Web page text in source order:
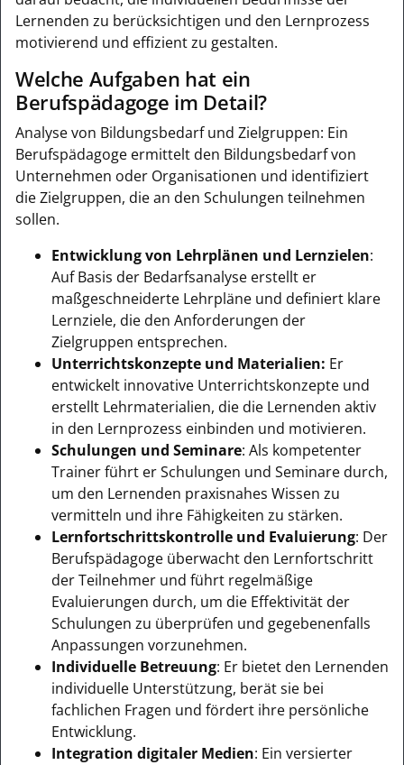
Lernenden zu berücksichtigen und den Lernprozess
motivierend und effizient zu gestalten.
Welche Aufgaben hat ein
Berufspädagoge im Detail?
Analyse von Bildungsbedarf und Zielgruppen: Ein
Berufspädagoge ermittelt den Bildungsbedarf von
Unternehmen oder Organisationen und identifiziert
die Zielgruppen, die an den Schulungen teilnehmen
sollen.
Entwicklung von Lehrplänen und Lernzielen:
Auf Basis der Bedarfsanalyse erstellt er
maßgeschneiderte Lehrpläne und definiert klare
Lernziele, die den Anforderungen der
Zielgruppen entsprechen.
Unterrichtskonzepte und Materialien: Er
entwickelt innovative Unterrichtskonzepte und
erstellt Lehrmaterialien, die die Lernenden aktiv
in den Lernprozess einbinden und motivieren.
Schulungen und Seminare: Als kompetenter
Trainer führt er Schulungen und Seminare durch,
um den Lernenden praxisnahes Wissen zu
vermitteln und ihre Fähigkeiten zu stärken.
Lernfortschrittskontrolle und Evaluierung: Der
Berufspädagoge überwacht den Lernfortschritt
der Teilnehmer und führt regelmäßige
Evaluierungen durch, um die Effektivität der
Schulungen zu überprüfen und gegebenenfalls
Anpassungen vorzunehmen.
Individuelle Betreuung: Er bietet den Lernenden
individuelle Unterstützung, berät sie bei
fachlichen Fragen und fördert ihre persönliche
Entwicklung.
Integration digitaler Medien: Ein versierter